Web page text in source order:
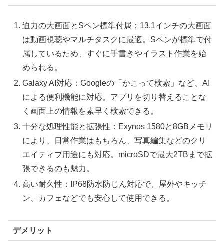
迫力の大画面とSペン標準付属：13.1インチの大画面
は動画視聴やマルチタスクに最適。Sペンが標準で付
属しているため、すぐに手書きやイラスト作業を始
められる。
Galaxy AI対応：Googleの「かこって検索」など、AI
による便利機能に対応。アプリを切り替えることな
く画面上の情報を素早く検索できる。
十分な処理性能と拡張性：Exynos 1580と8GBメモリ
により、日常作業はもちろん、写真編集などのクリ
エイティブ用途にも対応。microSDで最大2TBまで拡
張できるのも魅力。
高い耐久性：IP68防水防じん対応で、屋外やキッチ
ン、カフェなどでも安心して使用できる。
デメリット